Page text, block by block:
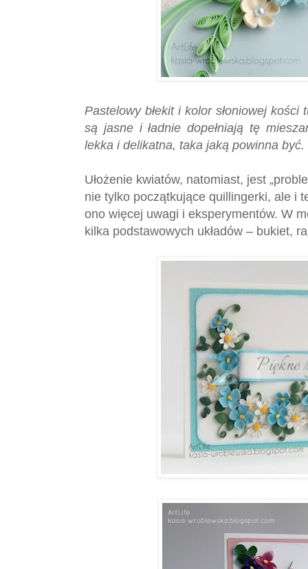
Pastelowy błekit i kolor słoniowej kości
są jasne i ładnie dopełniają tę
lekka i delikatna, taka jaką powinna być.
Ułożenie kwiatów, natomiast, jest
nie tylko początkujące quillingerki, ale i
ono więcej uwagi i eksperymentów. W
kilka podstawowych układów – bukiet,